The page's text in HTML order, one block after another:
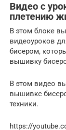
Видео с
плетению
В этом блоке
видеоуроков
бисером,
вышивку
В этом видео
вышивке
техники.
https://